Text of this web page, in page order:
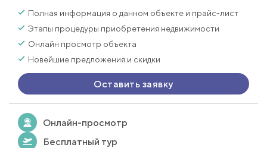
Полная информация о данном объекте и прайс-лист
Этапы процедуры приобретения недвижимости
Онлайн просмотр объекта
Новейшие предложения и скидки
Оставить заявку
Онлайн-просмотр
Бесплатный тур